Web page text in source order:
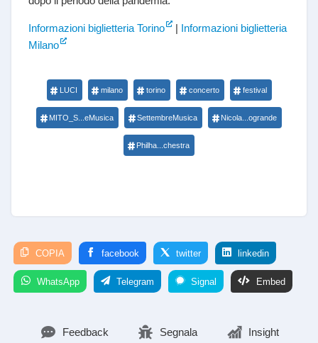
Informazioni biglietteria Torino | Informazioni biglietteria
Milano
LUCI milano torino concerto festival
MITO_S...eMusica SettembreMusica Nicola...ogrande
Philha...chestra
COPIA facebook twitter linkedin
WhatsApp Telegram Signal Embed
Feedback Segnala Insight